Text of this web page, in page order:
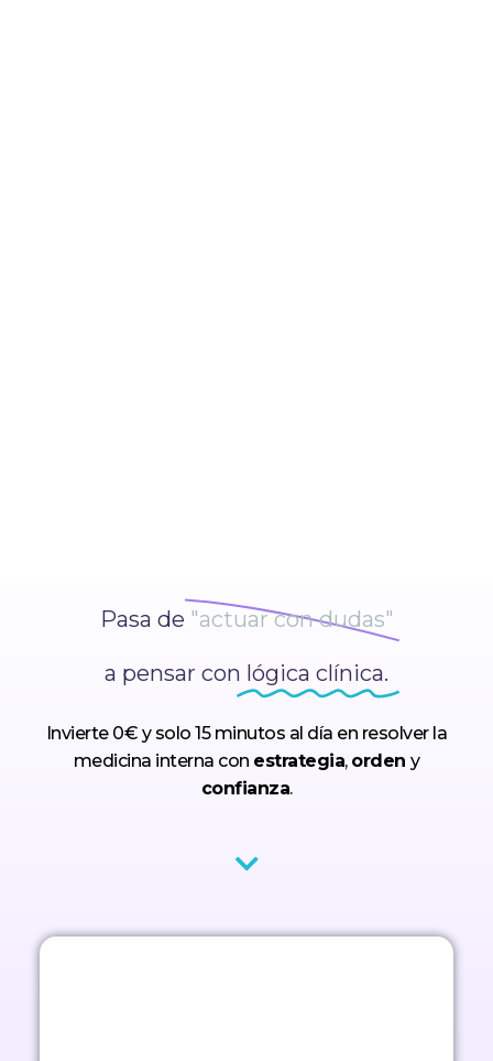
Pasa de "actuar con dudas"
a pensar con lógica clínica.
Invierte 0€ y solo 15 minutos al día en resolver la
medicina interna con estrategia, orden y
confianza.